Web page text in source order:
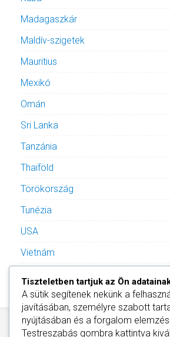
Madagaszkár
Maldív-szigetek
Mauritius
Mexikó
Omán
Sri Lanka
Tanzánia
Thaiföld
Törökország
Tunézia
USA
Vietnám
Tiszteletben tartjuk az Ön
A sütik segítenek nekünk a
javításában, személyre szabott
nyújtásában és a forgalom
Testreszabás gombra kattintva